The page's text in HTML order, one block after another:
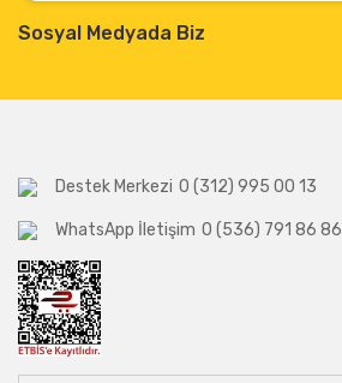
Sosyal Medyada Biz
Destek Merkezi 0 (312) 995 00 13
WhatsApp İletişim 0 (536) 791 86 86